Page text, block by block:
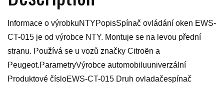
Informace o výrobkuNTYPopisSpínač ovládání oken EWS-
CT-015 je od výrobce NTY. Montuje se na levou přední
stranu. Používá se u vozů značky Citroën a
Peugeot.ParametryVýrobce automobiluuniverzální
Produktové čísloEWS-CT-015 Druh ovladačespínač